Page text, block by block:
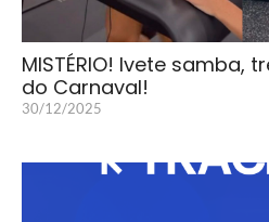
MISTÉRIO! Ivete samba,
do Carnaval!
30/12/2025